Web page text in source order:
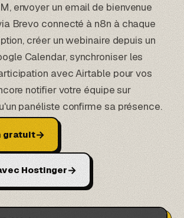
envoyer un email de bienvenue
Brevo connecté à n8nà chaque
créer un webinaire depuis un
Calendar, synchroniser les
avecAirtablepour vos
notifier votre équipe sur
panéliste confirme sa présence.
gratuit→
Hostinger→